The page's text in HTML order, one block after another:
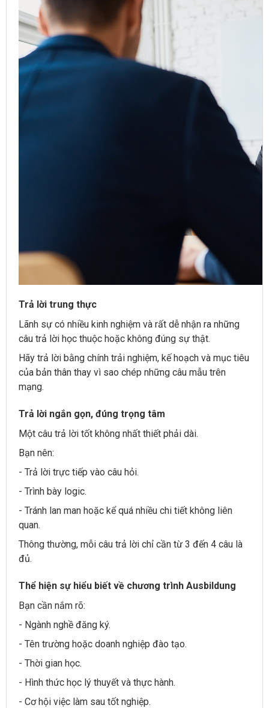
Trả lời trung thực
Lãnh sự có nhiều kinh nghiệm và rất dễ nhận ra những
câu trả lời học thuộc hoặc không đúng sự thật.
Hãy trả lời bằng chính trải nghiệm, kế hoạch và mục tiêu
của bản thân thay vì sao chép những câu mẫu trên
mạng.
Trả lời ngắn gọn, đúng trọng tâm
Một câu trả lời tốt không nhất thiết phải dài.
Bạn nên:
- Trả lời trực tiếp vào câu hỏi.
- Trình bày logic.
- Tránh lan man hoặc kể quá nhiều chi tiết không liên
quan.
Thông thường, mỗi câu trả lời chỉ cần từ 3 đến 4 câu là
đủ.
Thể hiện sự hiểu biết về chương trình Ausbildung
Bạn cần nắm rõ:
- Ngành nghề đăng ký.
- Tên trường hoặc doanh nghiệp đào tạo.
- Thời gian học.
- Hình thức học lý thuyết và thực hành.
- Cơ hội việc làm sau tốt nghiệp.